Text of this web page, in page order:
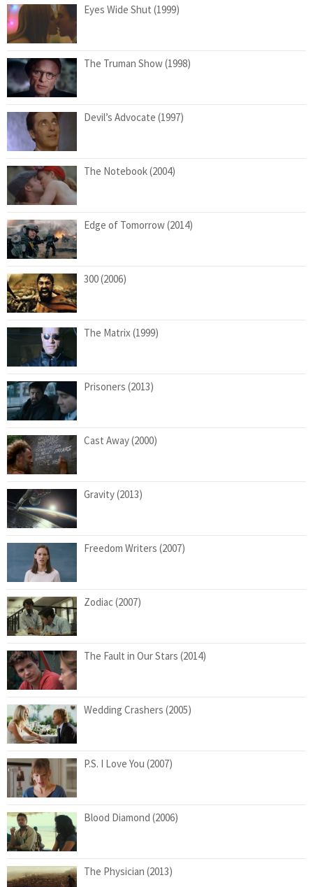
Eyes Wide Shut (1999)
The Truman Show (1998)
Devil’s Advocate (1997)
The Notebook (2004)
Edge of Tomorrow (2014)
300 (2006)
The Matrix (1999)
Prisoners (2013)
Cast Away (2000)
Gravity (2013)
Freedom Writers (2007)
Zodiac (2007)
The Fault in Our Stars (2014)
Wedding Crashers (2005)
P.S. I Love You (2007)
Blood Diamond (2006)
The Physician (2013)